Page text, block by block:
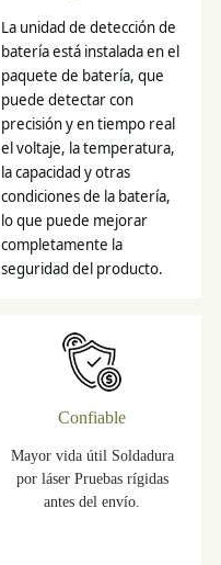
La unidad de detección de
batería está instalada en el
paquete de batería, que
puede detectar con
precisión y en tiempo real
el voltaje, la temperatura,
la capacidad y otras
condiciones de la batería,
lo que puede mejorar
completamente la
seguridad del producto.
Confiable
Mayor vida útil Soldadura
por láser Pruebas rígidas
antes del envío.